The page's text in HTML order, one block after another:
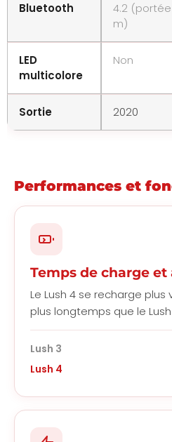
Bluetooth
4.2 (portée
m)
LED
multicolore
Non
Sortie 2020
Performances et
Temps de charge
Le Lush 4 se recharge
plus longtemps que le Lush
Lush 3
Lush 4